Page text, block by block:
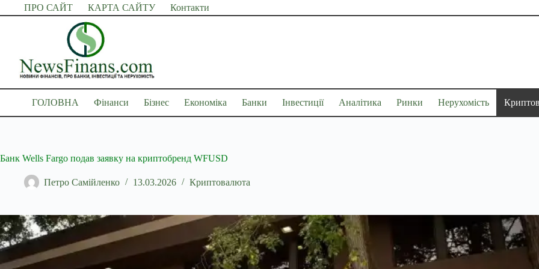
Перейти
до
ПРО САЙТ КАРТА САЙТУ Контакти
ГОЛОВНА Фінанси Бізнес Економіка Банки Інвестиції Аналітика Ринки Нерухомість
Банк Wells Fargo подав заявку на криптобренд WFUSD
Петро Самійленко 13.03.2026 Криптовалюта